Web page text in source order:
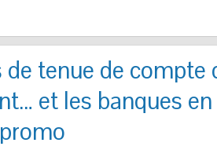
de tenue de compte
et les banques